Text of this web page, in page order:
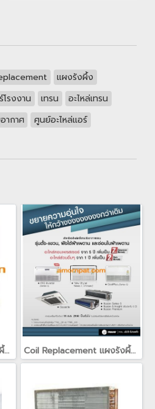
แผงรังผึ้ง
โรงงาน เทรน
อะไหล่เทรน
ากาศ ศูนย์อะไหล่แอร์
Coil Replacement แผงรังผึ้ง แผงคอยล์สำหรับเครื่องปรับอากาศเทรน TRANE Coil Replacement แผงรังผึ้ง แผงคอยล์สำหรับเครื่องปรับอากาศเทรน TRANE(copy)(copy)(copy)